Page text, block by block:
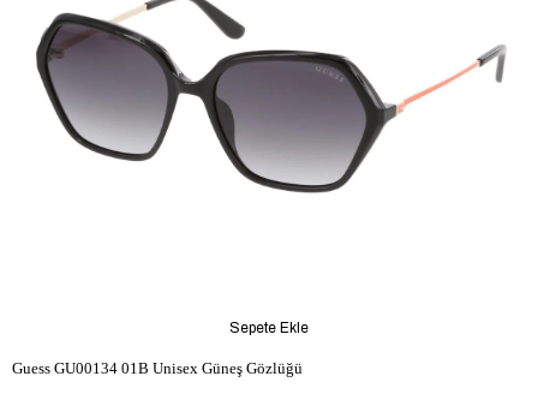
Guess GU00134 01B Unisex Güneş Gözlüğü
Sepete Ekle